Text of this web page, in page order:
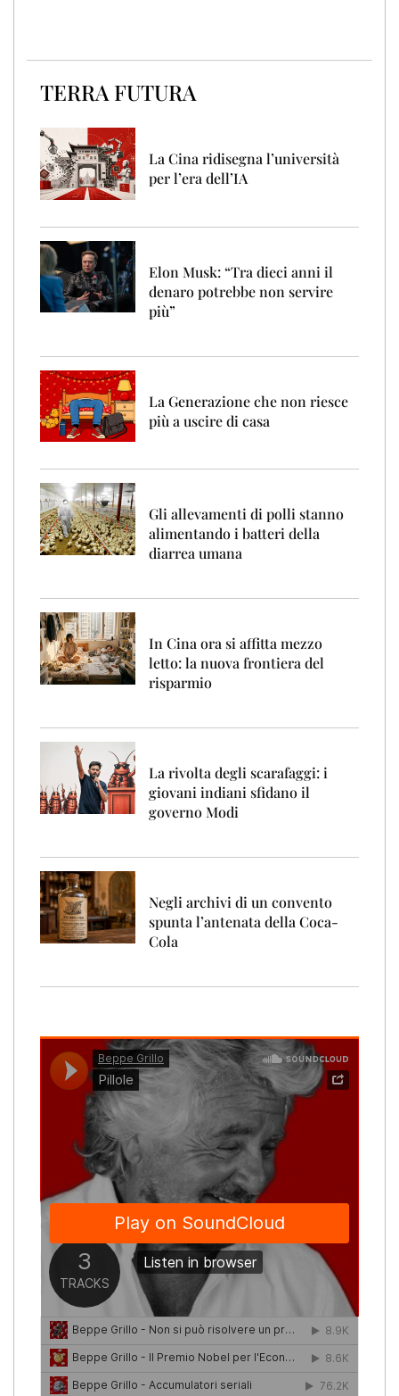
TERRA FUTURA
La Cina ridisegna l’università
per l’era dell’IA
Elon Musk: “Tra dieci anni il
denaro potrebbe non servire
più”
La Generazione che non riesce
più a uscire di casa
Gli allevamenti di polli stanno
alimentando i batteri della
diarrea umana
In Cina ora si affitta mezzo
letto: la nuova frontiera del
risparmio
La rivolta degli scarafaggi: i
giovani indiani sfidano il
governo Modi
Negli archivi di un convento
spunta l’antenata della Coca-
Cola